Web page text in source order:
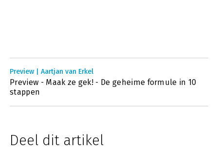
Preview | Aartjan van Erkel
Preview - Maak ze gek! - De geheime formule in 10
stappen
Deel dit artikel